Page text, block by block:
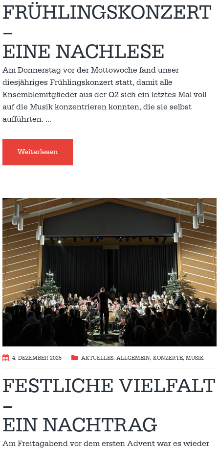
FRÜHLINGSKONZERT
–
EINE NACHLESE
Am Donnerstag vor der Mottowoche fand unser
diesjähriges Frühlingskonzert statt, damit alle
Ensemblemitglieder aus der Q2 sich ein letztes Mal voll
auf die Musik konzentrieren konnten, die sie selbst
aufführten. …
Weiterlesen
4. DEZEMBER 2025 AKTUELLES, ALLGEMEIN, KONZERTE, MUSIK
FESTLICHE VIELFALT
–
EIN NACHTRAG
Am Freitagabend vor dem ersten Advent war es wieder